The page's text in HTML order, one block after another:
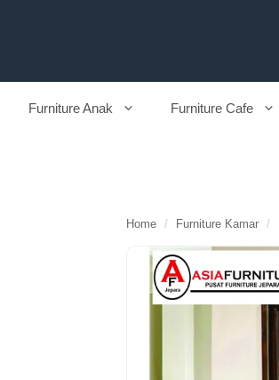
Furniture Anak Furniture Cafe
Home / Furniture Kamar /